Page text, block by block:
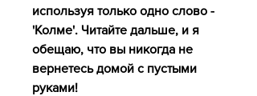
используя только одно слово -
'Колме'. Читайте дальше, и я
обещаю, что вы никогда не
вернетесь домой с пустыми
руками!